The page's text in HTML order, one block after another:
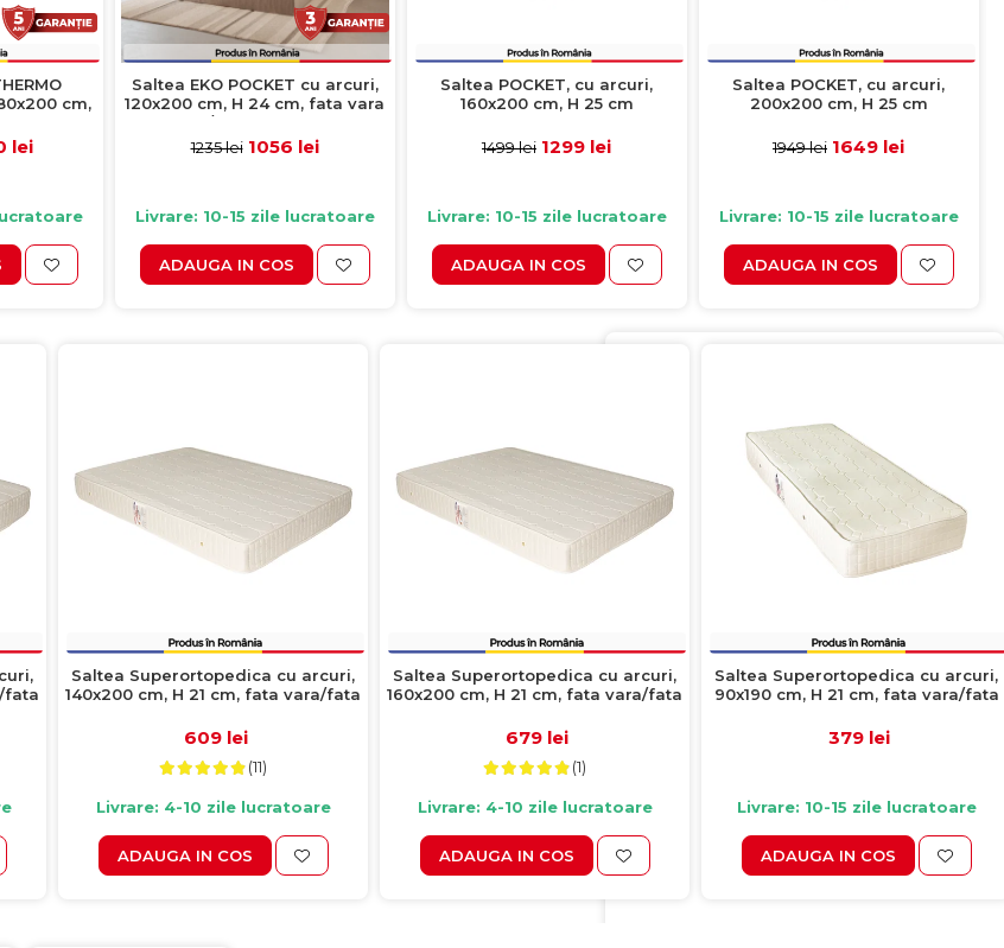
cm,
lei
Saltea EKO POCKET cu arcuri,
120x200 cm, H 24 cm, fata vara
/ fata iarna
1235 lei 1056 lei
Livrare: 10-15 zile lucratoare
ADAUGA IN COS
Saltea POCKET, cu arcuri,
160x200 cm, H 25 cm
1499 lei 1299 lei
Livrare: 10-15 zile lucratoare
ADAUGA IN COS
Saltea POCKET, cu arcuri,
200x200 cm, H 25 cm
1949 lei 1649 lei
Livrare: 10-15 zile lucratoare
ADAUGA IN COS
fata
Saltea Superortopedica cu arcuri,
140x200 cm, H 21 cm, fata vara/fata
609 lei
(11)
Livrare: 4-10 zile lucratoare
ADAUGA IN COS
Saltea Superortopedica cu arcuri,
160x200 cm, H 21 cm, fata vara/fata
679 lei
(1)
Livrare: 4-10 zile lucratoare
ADAUGA IN COS
Saltea Superortopedica cu arcuri,
90x190 cm, H 21 cm, fata vara/fata
379 lei
Livrare: 10-15 zile lucratoare
ADAUGA IN COS